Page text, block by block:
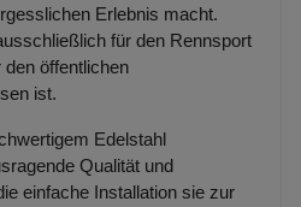
Erlebnis macht.
für den Rennsport
öffentlichen
ist.
Edelstahl
Qualität und
einfache Installation sie zur